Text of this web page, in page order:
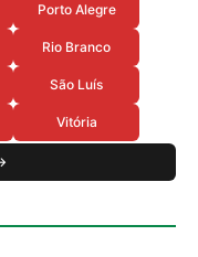
Porto Alegre
Rio Branco
São Luís
Vitória